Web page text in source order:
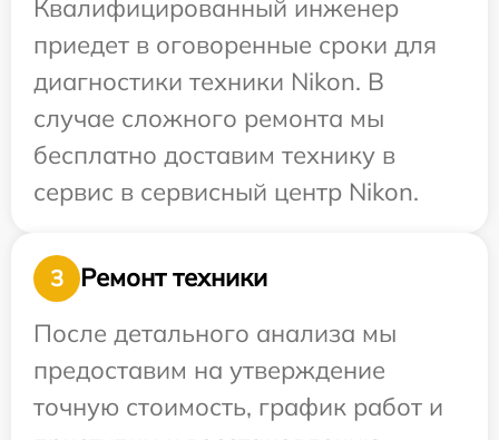
Квалифицированный инженер
приедет в оговоренные сроки для
диагностики техники Nikon. В
случае сложного ремонта мы
бесплатно доставим технику в
сервис в сервисный центр Nikon.
3
Ремонт техники
После детального анализа мы
предоставим на утверждение
точную стоимость, график работ и